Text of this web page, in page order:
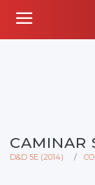
CAMINAR
D&D 5E (2014)